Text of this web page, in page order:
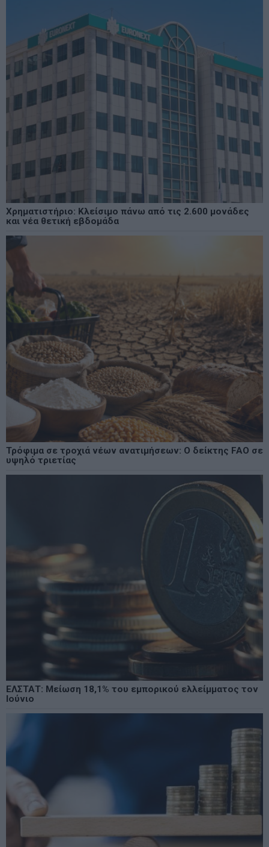
Χρηματιστήριο: Κλείσιμο πάνω από τις 2.600 μονάδες
και νέα θετική εβδομάδα
Τρόφιμα σε τροχιά νέων ανατιμήσεων: Ο δείκτης FAO σε
υψηλό τριετίας
ΕΛΣΤΑΤ: Μείωση 18,1% του εμπορικού ελλείμματος τον
Ιούνιο